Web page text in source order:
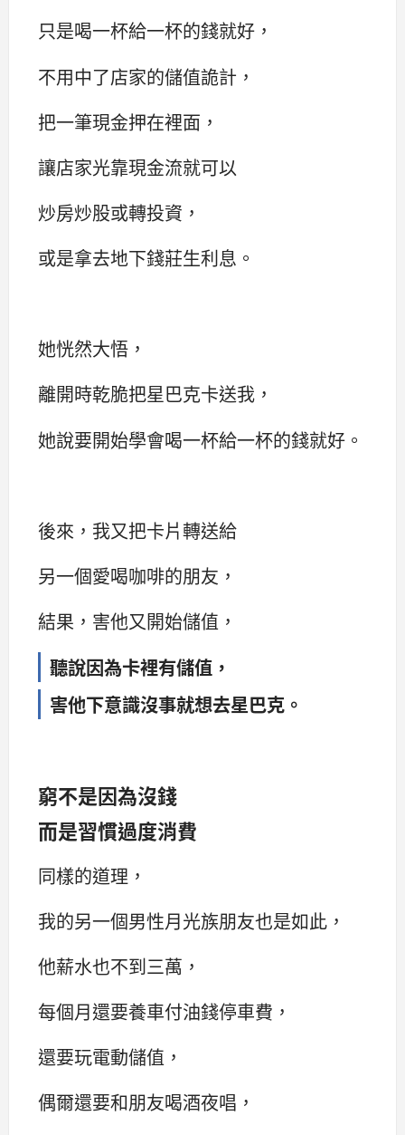
只是喝一杯給一杯的錢就好，
不用中了店家的儲值詭計，
把一筆現金押在裡面，
讓店家光靠現金流就可以
炒房炒股或轉投資，
或是拿去地下錢莊生利息。
她恍然大悟，
離開時乾脆把星巴克卡送我，
她說要開始學會喝一杯給一杯的錢就好。
後來，我又把卡片轉送給
另一個愛喝咖啡的朋友，
結果，害他又開始儲值，
聽說因為卡裡有儲值，
害他下意識沒事就想去星巴克。
窮不是因為沒錢
而是習慣過度消費
同樣的道理，
我的另一個男性月光族朋友也是如此，
他薪水也不到三萬，
每個月還要養車付油錢停車費，
還要玩電動儲值，
偶爾還要和朋友喝酒夜唱，